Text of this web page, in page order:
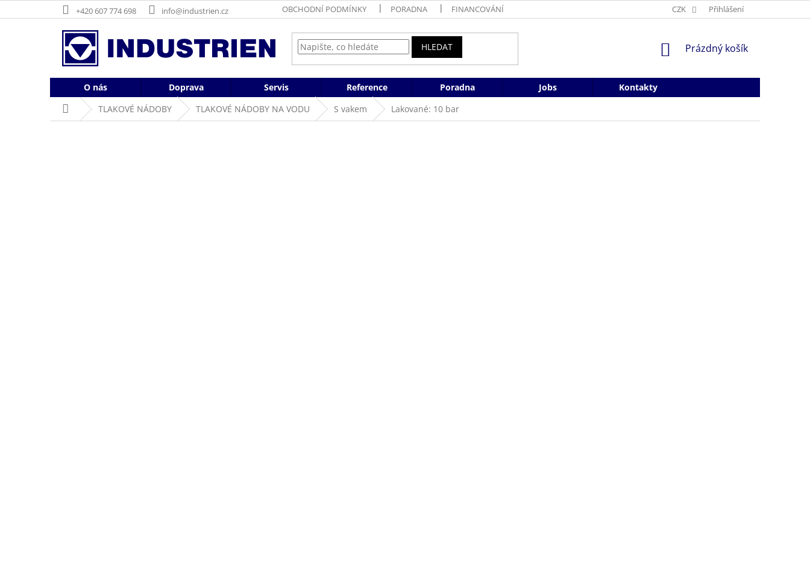
na
+420 607 774 698 info@industrien.cz OBCHODNÍ PODMÍNKY PORADNA FINANCOVÁNÍ CZK Přihlášení
HLEDAT
NÁKUPNÍ
Prázdný košík
O nás Doprava Servis Reference Poradna Jobs
Kontakty
Domů TLAKOVÉ NÁDOBY TLAKOVÉ NÁDOBY NA VODU S vakem Lakované: 10 bar